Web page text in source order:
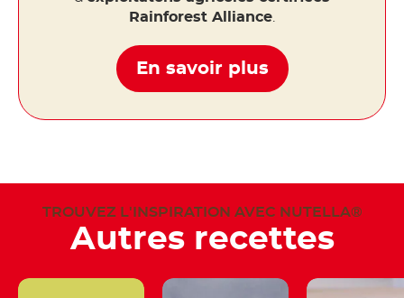
Rainforest Alliance.
En savoir plus
TROUVEZ L'INSPIRATION AVEC NUTELLA®
Autres recettes